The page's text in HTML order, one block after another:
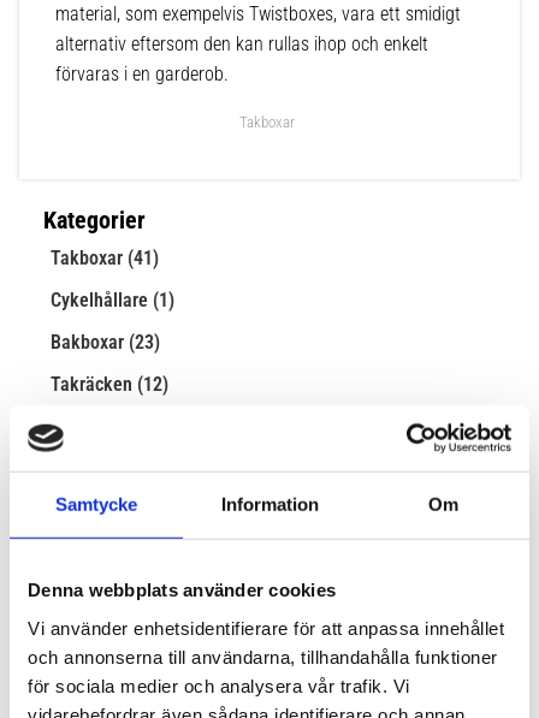
Samtycke Information Om
Denna webbplats använder cookies
Vi använder enhetsidentifierare för att anpassa innehållet
och annonserna till användarna, tillhandahålla funktioner
för sociala medier och analysera vår trafik. Vi
material, som exempelvis Twistboxes, vara ett smidigt
alternativ eftersom den kan rullas ihop och enkelt
förvaras i en garderob.
Takboxar
Kategorier
Takboxar (41)
Cykelhållare (1)
Bakboxar (23)
Takräcken (12)
Skidhållare (12)
Takbox monterad på bil (1)
Taggar
Arkiv
januari (9)